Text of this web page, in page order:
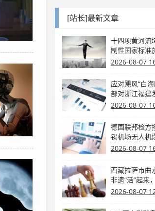
[站长]最新文章
十四项黄河流
制性国家标准
2026-08-07
应对飓风“白
部对浙江福建
防护Ⅳ级呼应
2026-08-07
德国联邦检方
锡机场无人机
2026-08-07
西藏拉萨市曲
非遗“活”起来
（乡里乡亲那
2026-08-07